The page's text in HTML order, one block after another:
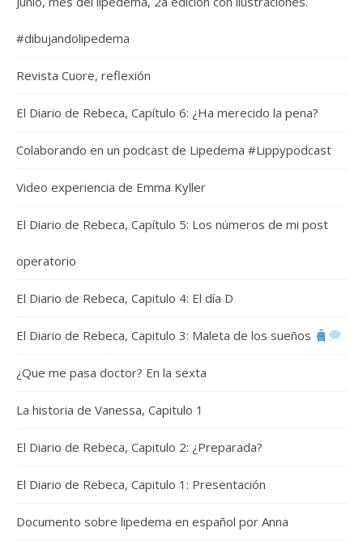
#dibujandolipedema
Revista Cuore, reflexión
El Diario de Rebeca, Capítulo 6: ¿Ha merecido la pena?
Colaborando en un podcast de Lipedema #Lippypodcast
Video experiencia de Emma Kyller
El Diario de Rebeca, Capítulo 5: Los números de mi post
operatorio
El Diario de Rebeca, Capitulo 4: El día D
El Diario de Rebeca, Capitulo 3: Maleta de los sueños
¿Que me pasa doctor? En la sexta
La historia de Vanessa, Capitulo 1
El Diario de Rebeca, Capitulo 2: ¿Preparada?
El Diario de Rebeca, Capitulo 1: Presentación
Documento sobre lipedema en español por Anna